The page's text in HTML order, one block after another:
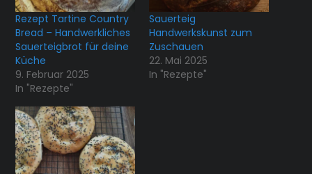
Rezept Tartine Country
Bread – Handwerkliches
Sauerteigbrot für deine
Küche
9. Februar 2025
In "Rezepte"
Sauerteig
Handwerkskunst zum
Zuschauen
22. Mai 2025
In "Rezepte"